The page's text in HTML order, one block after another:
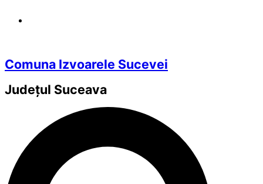
Comuna Izvoarele Sucevei
Județul Suceava